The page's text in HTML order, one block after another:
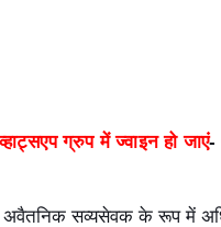
ग्रुप में ज्वाइन हो जाएं-
अवैतनिक सव्यसेवक के रूप में